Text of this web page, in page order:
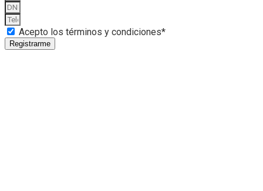
Acepto los términos y condiciones*
Registrarme